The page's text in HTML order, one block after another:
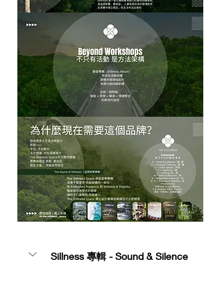
Sillness 專輯 - Sound & Silence